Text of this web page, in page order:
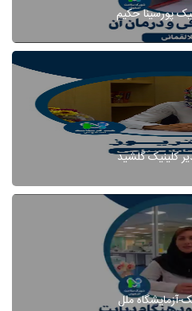
پورسینا حکیم
کلینیک گلشید
آزمایشگاه ملل